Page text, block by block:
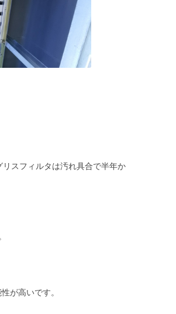
スフィルタは汚れ具合で半年か
が高いです。